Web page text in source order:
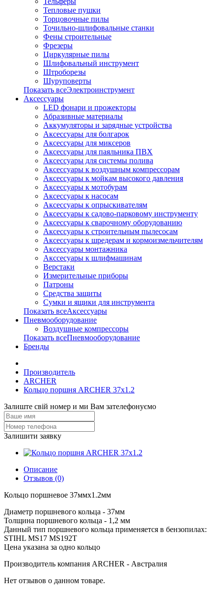
Тепловые пушки
Торцовочные пилы
Точильно-шлифовальные станки
Фены строительные
Фрезеры
Циркулярные пилы
Шлифовальный инструмент
Штроборезы
Шуруповерты
Показать всеЭлектроинструмент
Аксессуары
LED фонари и прожекторы
Абразивные материалы
Аккумуляторы и зарядные устройства
Аксессуары для болгарок
Аксессуары для миксеров
Аксессуары для паяльника ПВХ
Аксессуары для системы полива
Аксессуары к воздушным компрессорам
Аксессуары к мойкам высокого давления
Аксессуары к мотобурам
Аксессуары к насосам
Аксессуары к опрыскивателям
Аксессуары к садово-парковому инструменту
Аксессуары к сварочному оборудованию
Аксессуары к строительным пылесосам
Аксессуары к шредерам и кормоизмельчителям
Аксессуары монтажника
Акссесуары к шлифмашинам
Верстаки
Измерительные приборы
Патроны
Средства защиты
Сумки и ящики для инструмента
Показать всеАксессуары
Пневмооборудование
Воздушные компрессоры
Показать всеПневмооборудование
Бренды
Производитель
ARCHER
Кольцо поршня ARCHER 37x1.2
Залиште свій номер и ми Вам зателефонуємо
Залишити заявку
Описание
Отзывов (0)
Кольцо поршневое 37ммx1.2мм
Диаметр поршневого кольца - 37мм
Толщина поршневого кольца - 1,2 мм
Данный тип поршневого кольца применяется в бензопилах:
STIHL MS17 MS192T
Цена указана за одно кольцо
Производитель компания ARCHER - Австралия
Нет отзывов о данном товаре.